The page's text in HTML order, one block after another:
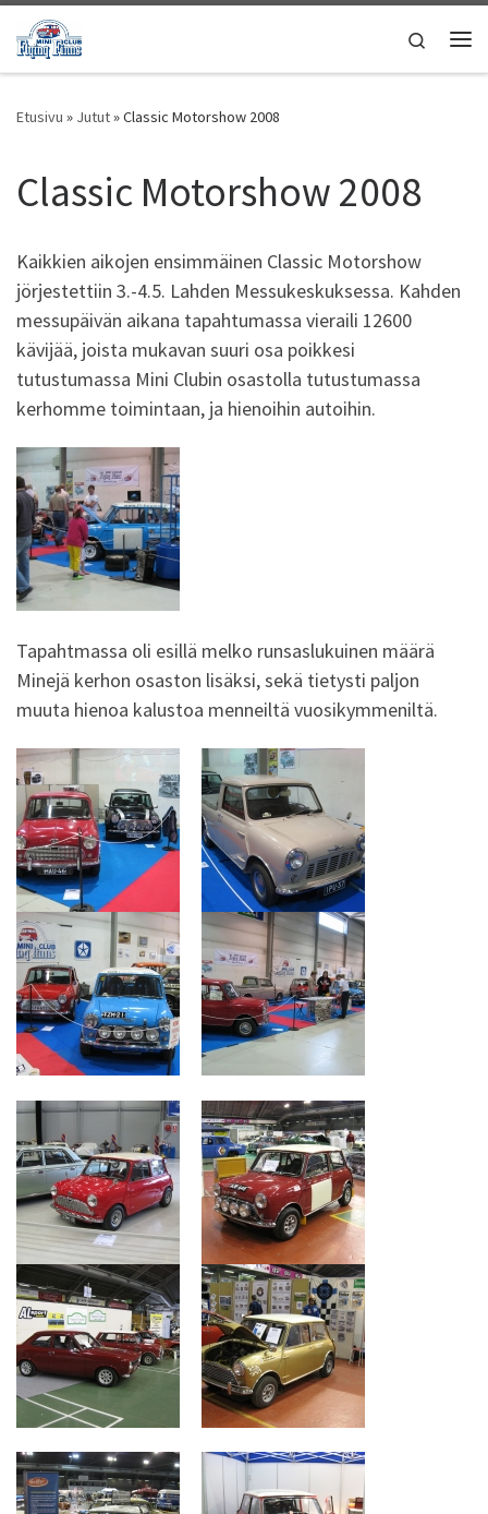
Skip to content
Search
Etusivu » Jutut»Classic Motorshow 2008
Classic Motorshow 2008
Kaikkien aikojen ensimmäinen Classic Motorshow
jörjestettiin 3.-4.5. Lahden Messukeskuksessa. Kahden
messupäivän aikana tapahtumassa vieraili 12600
kävijää, joista mukavan suuri osa poikkesi
tutustumassa Mini Clubin osastolla tutustumassa
kerhomme toimintaan, ja hienoihin autoihin.
Tapahtmassa oli esillä melko runsaslukuinen määrä
Minejä kerhon osaston lisäksi, sekä tietysti paljon
muuta hienoa kalustoa menneiltä vuosikymmeniltä.